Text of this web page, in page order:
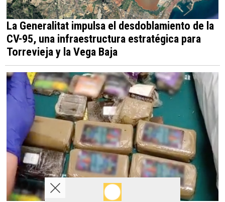
La Generalitat impulsa el desdoblamiento de la
CV-95, una infraestructura estratégica para
Torrevieja y la Vega Baja